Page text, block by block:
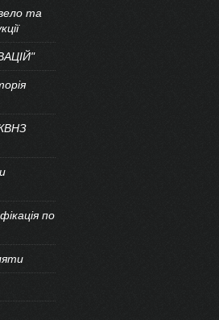
та
по